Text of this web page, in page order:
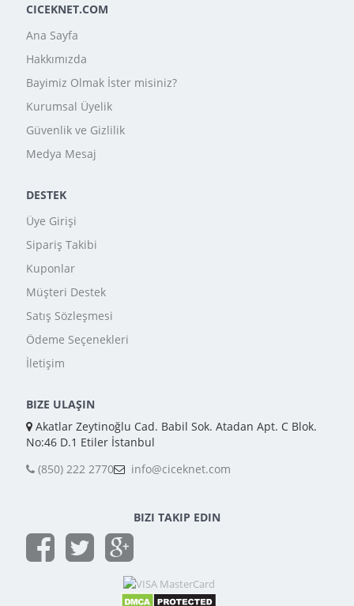
CICEKNET.COM
Ana Sayfa
Hakkımızda
Bayimiz Olmak İster misiniz?
Kurumsal Üyelik
Güvenlik ve Gizlilik
Medya Mesaj
DESTEK
Üye Girişi
Sipariş Takibi
Kuponlar
Müşteri Destek
Satış Sözleşmesi
Ödeme Seçenekleri
İletişim
BIZE ULAŞIN
Akatlar Zeytinoğlu Cad. Babil Sok. Atadan Apt. C Blok.
No:46 D.1 Etiler İstanbul
(850) 222 2770
info@ciceknet.com
BIZI TAKIP EDIN